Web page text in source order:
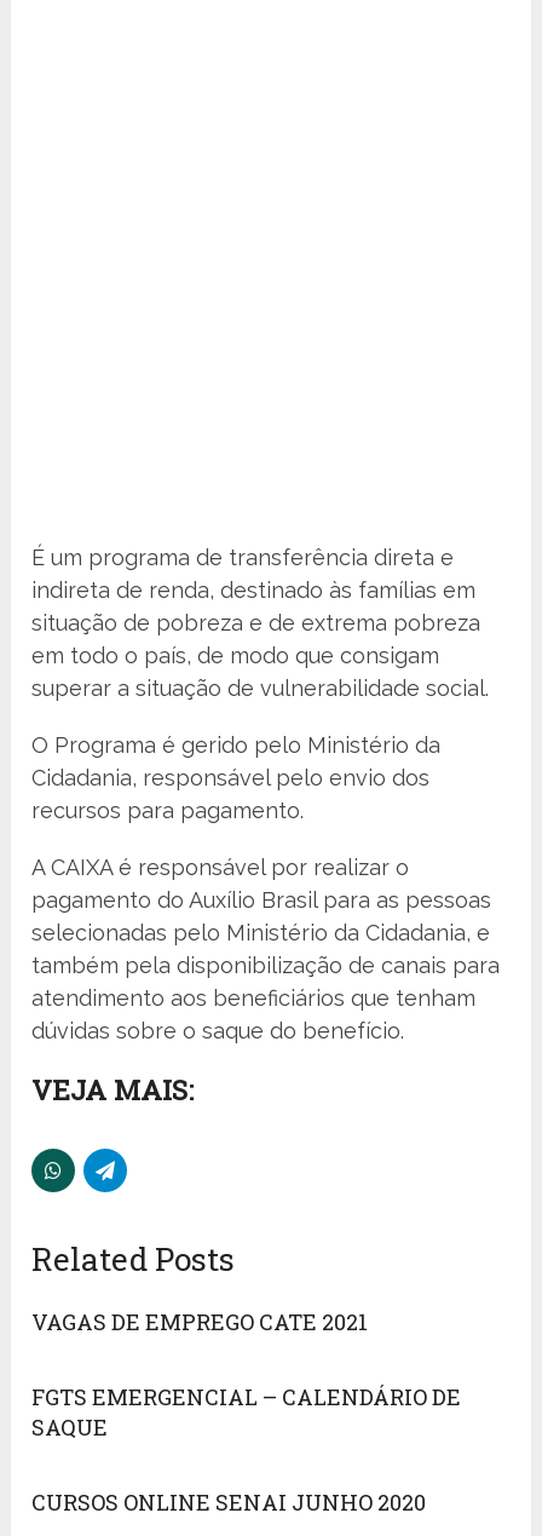
​É um programa de transferência direta e
indireta de renda, destinado às famílias em
situação de pobreza e de extrema pobreza
em todo o país, de modo que consigam
superar a situação de vulnerabilidade social.
O Programa é gerido pelo Ministério da
Cidadania, responsável pelo envio dos
recursos para pagamento.
A CAIXA é responsável por realizar o
pagamento do Auxílio Brasil para as pessoas
selecionadas pelo Ministério da Cidadania, e
também pela disponibilização de canais para
atendimento aos beneficiários que tenham
dúvidas sobre o saque do benefício.
VEJA MAIS:
Related Posts
VAGAS DE EMPREGO CATE 2021
FGTS EMERGENCIAL – CALENDÁRIO DE
SAQUE
CURSOS ONLINE SENAI JUNHO 2020